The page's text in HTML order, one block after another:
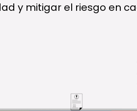
y mitigar el riesgo en